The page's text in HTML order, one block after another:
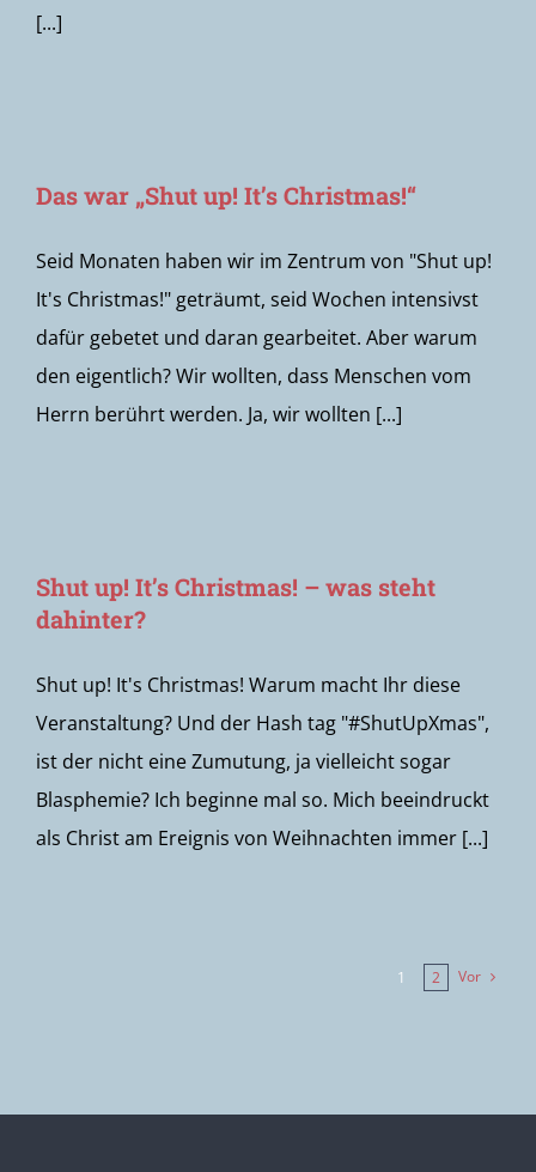
[...]
Das war „Shut up! It’s Christmas!“
Seid Monaten haben wir im Zentrum von "Shut up!
It's Christmas!" geträumt, seid Wochen intensivst
dafür gebetet und daran gearbeitet. Aber warum
den eigentlich? Wir wollten, dass Menschen vom
Herrn berührt werden. Ja, wir wollten [...]
Shut up! It’s Christmas! – was steht
dahinter?
Shut up! It's Christmas! Warum macht Ihr diese
Veranstaltung? Und der Hash tag "#ShutUpXmas",
ist der nicht eine Zumutung, ja vielleicht sogar
Blasphemie? Ich beginne mal so. Mich beeindruckt
als Christ am Ereignis von Weihnachten immer [...]
1 2 Vor